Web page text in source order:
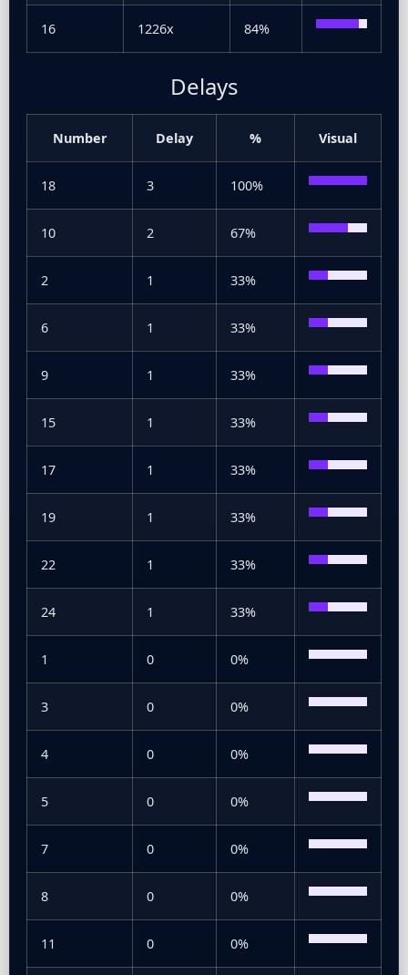
16 1226x 84%
Delays
Number Delay % Visual
18 3 100%
10 2 67%
2 1 33%
6 1 33%
9 1 33%
15 1 33%
17 1 33%
19 1 33%
22 1 33%
24 1 33%
1 0 0%
3 0 0%
4 0 0%
5 0 0%
7 0 0%
8 0 0%
11 0 0%